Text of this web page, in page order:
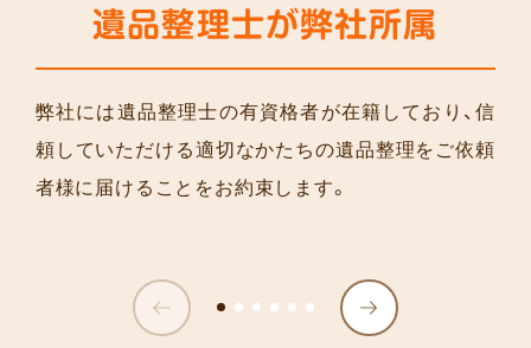
遺品整理士が弊社所属
弊社には遺品整理士の有資格者が在籍しており、信
頼していただける適切なかたちの遺品整理をご依頼
者様に届けることをお約束します。